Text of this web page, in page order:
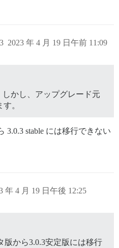
2023 年 4 月 19 日午前 11:09
しかし、アップグレード元
。
3.0.3 stable には移行できない
年 4 月 19 日午後 12:25
版から3.0.3安定版には移行